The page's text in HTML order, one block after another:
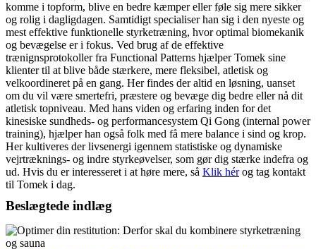
komme i topform, blive en bedre kæmper eller føle sig mere sikker
og rolig i dagligdagen. Samtidigt specialiser han sig i den nyeste og
mest effektive funktionelle styrketræning, hvor optimal biomekanik
og bevægelse er i fokus. Ved brug af de effektive
trænignsprotokoller fra Functional Patterns hjælper Tomek sine
klienter til at blive både stærkere, mere fleksibel, atletisk og
velkoordineret på en gang. Her findes der altid en løsning, uanset
om du vil være smertefri, præstere og bevæge dig bedre eller nå dit
atletisk topniveau. Med hans viden og erfaring inden for det
kinesiske sundheds- og performancesystem Qi Gong (internal power
training), hjælper han også folk med få mere balance i sind og krop.
Her kultiveres der livsenergi igennem statistiske og dynamiske
vejrtræknings- og indre styrkeøvelser, som gør dig stærke indefra og
ud. Hvis du er interesseret i at høre mere, så Klik hérog tag kontakt
til Tomek i dag.
Beslægtede indlæg